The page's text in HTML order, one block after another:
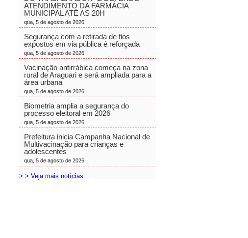
ATENDIMENTO DA FARMÁCIA
MUNICIPAL ATÉ AS 20H
qua, 5 de agosto de 2026
Segurança com a retirada de fios
expostos em via pública é reforçada
qua, 5 de agosto de 2026
Vacinação antirrábica começa na zona
rural de Araguari e será ampliada para a
área urbana
qua, 5 de agosto de 2026
Biometria amplia a segurança do
processo eleitoral em 2026
qua, 5 de agosto de 2026
Prefeitura inicia Campanha Nacional de
Multivacinação para crianças e
adolescentes
qua, 5 de agosto de 2026
> > Veja mais notícias...